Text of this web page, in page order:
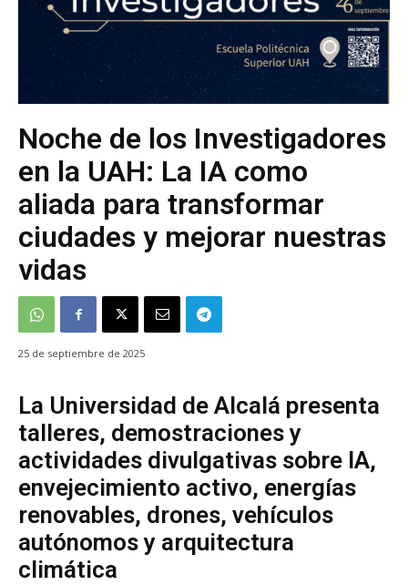
Noche de los Investigadores
en la UAH: La IA como
aliada para transformar
ciudades y mejorar nuestras
vidas
25 de septiembre de 2025
La Universidad de Alcalá presenta
talleres, demostraciones y
actividades divulgativas sobre IA,
envejecimiento activo, energías
renovables, drones, vehículos
autónomos y arquitectura
climática